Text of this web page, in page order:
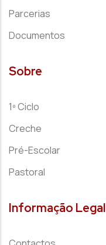
Parcerias
Documentos
Sobre
1º Ciclo
Creche
Pré-Escolar
Pastoral
Informação Legal